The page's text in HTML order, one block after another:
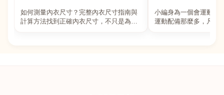
如何測量內衣尺寸？完整內衣尺寸指南與
計算方法找到正確內衣尺寸，不只是為了
小編身為一個會運動的
運動配備那麼多，凡舉